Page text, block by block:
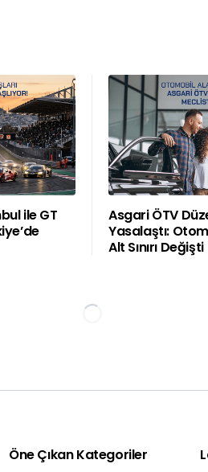
ile GT
Asgari ÖTV
Yasalaştı:
Alt Sınırı Değişti
Öne Çıkan Kategoriler